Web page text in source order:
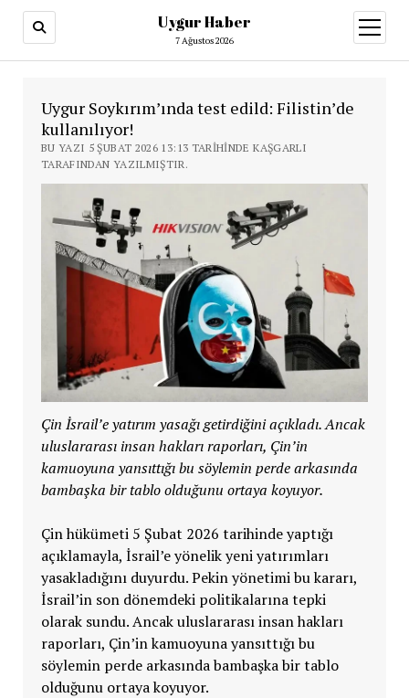
Uygur Haber
7 Ağustos 2026
aç
Uygur Soykırım’ında test edild: Filistin’de
kullanılıyor!
BU YAZI 5 ŞUBAT 2026 13:13 TARIHINDE KAŞGARLI
TARAFINDAN YAZILMIŞTIR.
Çin İsrail’e yatırım yasağı getirdiğini açıkladı. Ancak
uluslararası insan hakları raporları, Çin’in
kamuoyuna yansıttığı bu söylemin perde arkasında
bambaşka bir tablo olduğunu ortaya koyuyor.
Çin hükümeti 5 Şubat 2026 tarihinde yaptığı
açıklamayla, İsrail’e yönelik yeni yatırımları
yasakladığını duyurdu. Pekin yönetimi bu kararı,
İsrail’in son dönemdeki politikalarına tepki
olarak sundu. Ancak uluslararası insan hakları
raporları, Çin’in kamuoyuna yansıttığı bu
söylemin perde arkasında bambaşka bir tablo
olduğunu ortaya koyuyor.